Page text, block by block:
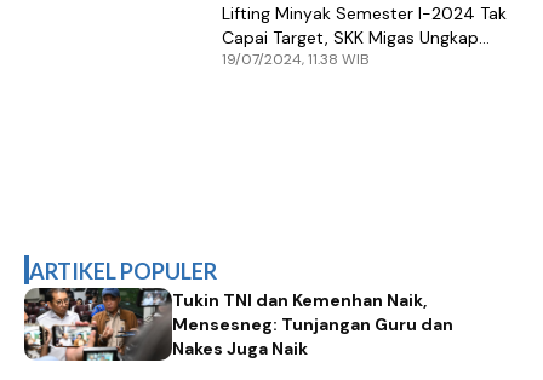
Lifting Minyak Semester I-2024 Tak
Capai Target, SKK Migas Ungkap
Alasannya
19/07/2024, 11.38 WIB
ARTIKEL POPULER
Tukin TNI dan Kemenhan Naik,
Mensesneg: Tunjangan Guru dan
Nakes Juga Naik